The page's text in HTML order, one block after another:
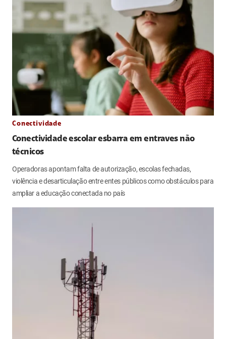
Conectividade
Conectividade escolar esbarra em entraves não
técnicos
Operadoras apontam falta de autorização, escolas fechadas,
violência e desarticulação entre entes públicos como obstáculos para
ampliar a educação conectada no país